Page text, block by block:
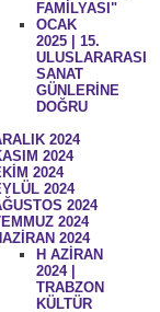
FAMİLYASI"
OCAK
2025 | 15.
ULUSLARARASI
SANAT
GÜNLERİNE
DOĞRU
2024
2024
2024
2024
2024
2024
2024
H AZİRAN
2024 |
TRABZON
KÜLTÜR